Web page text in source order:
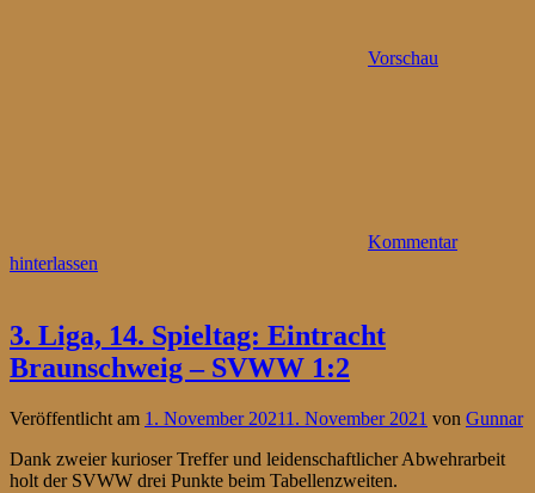
Vorschau
Kommentar
hinterlassen
3. Liga, 14. Spieltag: Eintracht
Braunschweig – SVWW 1:2
Veröffentlicht am 1. November 20211. November 2021 von Gunnar
Dank zweier kurioser Treffer und leidenschaftlicher Abwehrarbeit
holt der SVWW drei Punkte beim Tabellenzweiten.